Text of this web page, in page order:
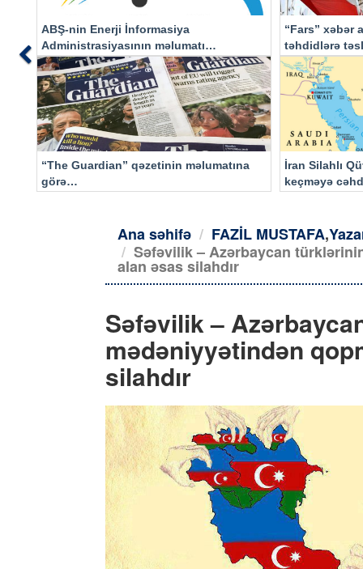
ABŞ-nin Enerji İnformasiya
Administrasiyasının məlumatı
əsasında…
“Fars” xəbər
təhdidlərə
“The Guardian” qəzetinin məlumatına
görə…
İran Silahlı
keçməyə
Previous
Ana səhifə FAZİL MUSTAFA,
Səfəvilik – Azərbaycan
alan əsas silahdır
Səfəvilik –
mədəniyyətindən
silahdır